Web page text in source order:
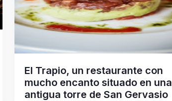
El Trapio, un restaurante con
mucho encanto situado en una
antigua torre de San Gervasio